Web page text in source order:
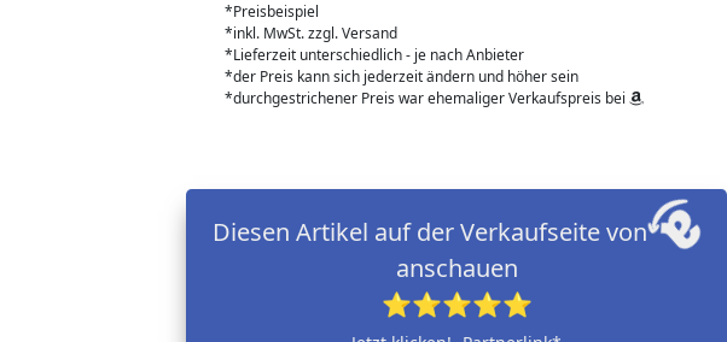
*Preisbeispiel
*inkl. MwSt. zzgl. Versand
*Lieferzeit unterschiedlich - je nach Anbieter
*der Preis kann sich jederzeit ändern und höher sein
*durchgestrichener Preis war ehemaliger Verkaufspreis bei
Diesen Artikel auf der Verkaufseite von
anschauen
⭐⭐⭐⭐⭐